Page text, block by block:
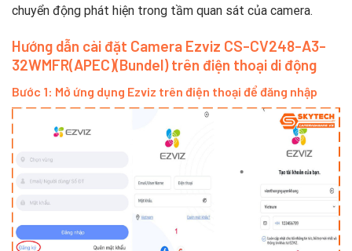
chuyển động phát hiện trong tầm quan sát của camera.
Hướng dẫn cài đặt Camera Ezviz CS-CV248-A3-
32WMFR(APEC)(Bundel) trên điện thoại di động
Bước 1: Mở ứng dụng Ezviz trên điện thoại để đăng nhập